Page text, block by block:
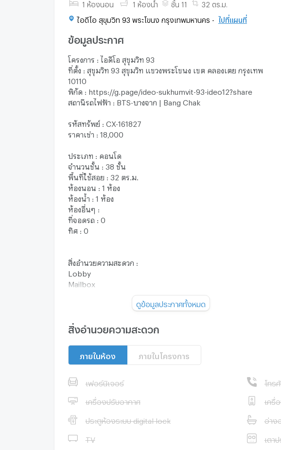
1 ห้องนอน 1 ห้องน้ำ ชั้น 11 32 ตร.ม.
ไอดีโอ สุขุมวิท 93 พระโขนง กรุงเทพมหานคร - ไปที่แผนที่
ข้อมูลประกาศ
โครงการ : ไอดีโอ สุขุมวิท 93
ที่ตั้ง : สุขุมวิท 93 สุขุมวิท แขวงพระโขนง เขต คลองเตย กรุงเทพ
10110
พิกัด : https://g.page/ideo-sukhumvit-93-ideo12?share
สถานีรถไฟฟ้า : BTS-บางจาก | Bang Chak
รหัสทรัพย์ : CX-161827
ราคาเช่า : 18,000
ประเภท : คอนโด
จำนวนชั้น : 38 ชั้น
พื้นที่ใช้สอย : 32 ตร.ม.
ห้องนอน : 1 ห้อง
ห้องน้ำ : 1 ห้อง
ห้องอื่นๆ :
ที่จอดรถ : 0
ทิศ : 0
สิ่งอำนวยความสะดวก :
Lobby
Mailbox
สระว่ายน้ำ
ซาวน่า
ฟิตเนส
Co-Working Space
CCTV
7-11 ปากซอยสุขุมวิท 93 30 ม.
ดูข้อมูลประกาศทั้งหมด
สิ่งอำนวยความสะดวก
ภายในห้อง ภายในโครงการ
เฟอร์นิเจอร์ โทร
เครื่องปรับอากาศ เครื่
ประตูห้องระบบ digital lock อ่าง
TV เตา